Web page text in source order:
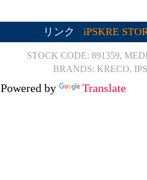
リンク iPSKRE
STOCK CODE: 891359,
BRANDS: KRECO,
Powered by Translate